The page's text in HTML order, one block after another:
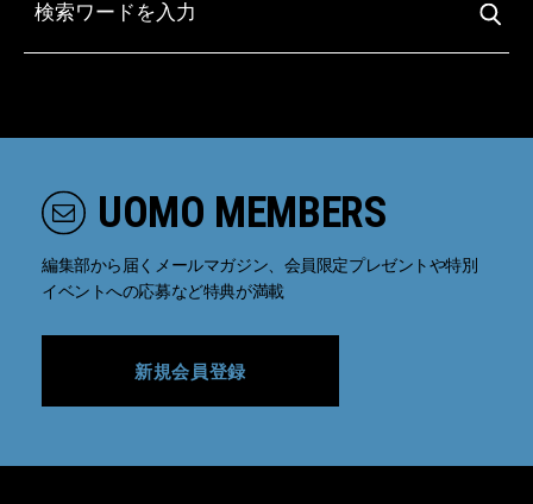
UOMO MEMBERS
編集部から届くメールマガジン、会員限定プレゼントや特別
イベントへの応募など特典が満載
新規会員登録